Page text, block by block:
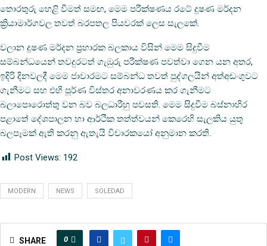
තොරතුරු හෙළි වීමත් සමඟ, මෙම පරීක්ෂණය රටේ දූෂණ මර්දන
ක්‍රියාමාර්ගවල තවත් බරපතල පියවරක් ලෙස සැලකේ.
වලාන දූෂණ මර්දන ප්‍රහාරක බලකාය විසින් මෙම සිදුවීම
සම්බන්ධයෙන් තවදුරටත් ගැඹුරු පරීක්ෂණ පවත්වා ගෙන යන අතර,
ඉදිරි දිනවලදී මෙම ජාවාරමට සම්බන්ධ තවත් පුද්ගලයින් අත්අඩංගුවට
ගැනීමට සහ එහි පූර්ණ විස්තර අනාවරණය කර ගැනීමට
බලාපොරොත්තු වන බව බලධාරීහු පවසති. මෙම සිදුවීම බස්නාහිර
පළාතේ දේශපාලන හා ආර්ථික තත්ත්වයන් කෙරෙහි සැලකිය යුතු
බලපෑමක් ඇති කරනු ඇතැයි විචාරකයෝ අනුමාන කරති.
Post Views: 192
MODERN NEWS SOLEDAD
SHARE 0